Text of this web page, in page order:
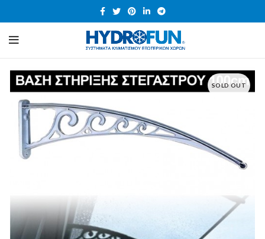
SOLD OUT